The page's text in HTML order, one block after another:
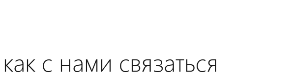
с нами связаться